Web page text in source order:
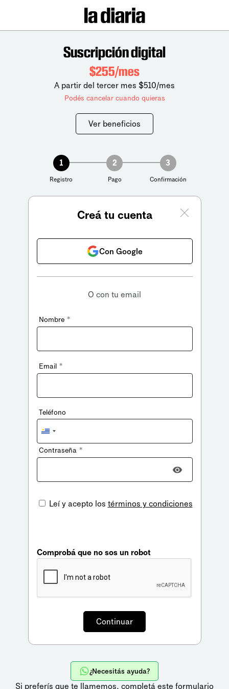
Suscripción digital
$255/mes
A partir del tercer mes $510/mes
Podés cancelar cuando quieras
Ver beneficios
1
Registro
2
Pago
3
Confirmación
Creá tu cuenta
Con Google
O con tu email
Nombre *
Email *
Teléfono
Uruguay
+598
Contraseña *
Leí y acepto los términos y condiciones
Comprobá que no sos un robot
¿Necesitás ayuda?
Si preferís que te llamemos, completá este formulario